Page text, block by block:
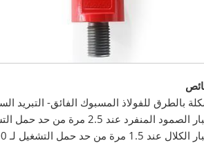
بالطرق للفولاذ المسبوك الفائق- التبريد
المنفرد عند 2.5 مرة من حد حمل التشغيل.
1.5 مرة من حد حمل التشغيل لـ 20000 دورة.